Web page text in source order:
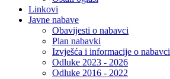
Linkovi
Javne nabave
Obavijesti o nabavci
Plan nabavki
Izvješća i informacije o nabavci
Odluke 2023 - 2026
Odluke 2016 - 2022